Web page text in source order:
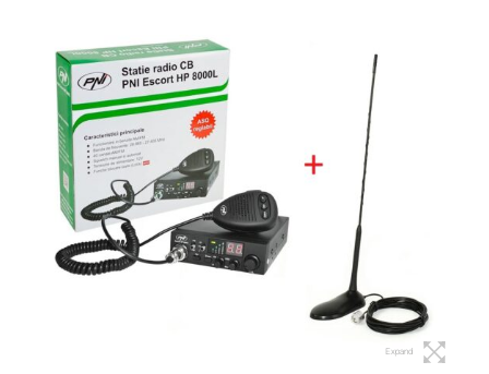
Expand